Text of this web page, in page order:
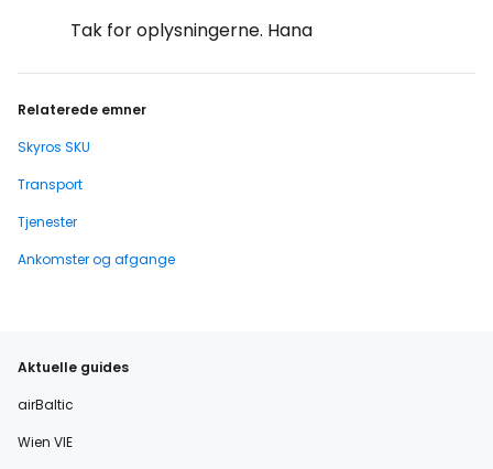
Tak for oplysningerne. Hana
Relaterede emner
Skyros SKU
Transport
Tjenester
Ankomster og afgange
Aktuelle guides
airBaltic
Wien VIE